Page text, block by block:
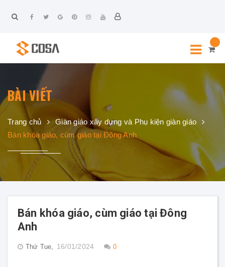
BÀI VIẾT
Trang chủ
Giàn giáo xây dựng và Phụ kiện giàn giáo
Bán khóa giáo, cùm giáo tại Đông Anh
Bán khóa giáo, cùm giáo tại Đông
Anh
Thứ Tue, 16/01/2024 0